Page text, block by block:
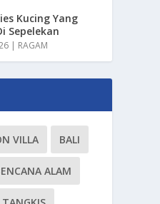
Kucing Yang
Sepelekan
| RAGAM
VILLA BALI
ALAM